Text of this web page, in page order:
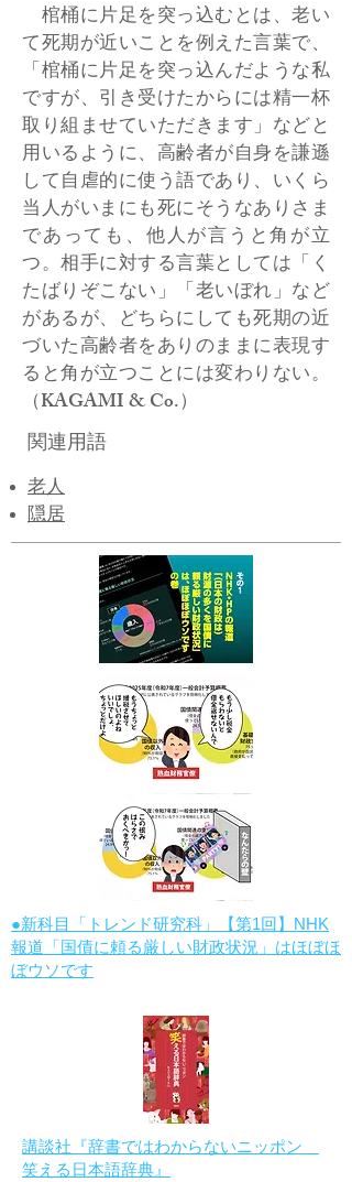
棺桶に片足を突っ込むとは、老い
て死期が近いことを例えた言葉で、
「棺桶に片足を突っ込んだような私
ですが、引き受けたからには精一杯
取り組ませていただきます」などと
用いるように、高齢者が自身を謙遜
して自虐的に使う語であり、いくら
当人がいまにも死にそうなありさま
であっても、他人が言うと角が立
つ。相手に対する言葉としては「く
たばりぞこない」「老いぼれ」など
があるが、どちらにしても死期の近
づいた高齢者をありのままに表現す
ると角が立つことには変わりない。
（KAGAMI & Co.）
関連用語
老人
隠居
●新科目「トレンド研究科」【第1回】NHK
報道「国債に頼る厳しい財政状況」はほぼほ
ぼウソです
講談社『辞書ではわからないニッポン
笑える日本語辞典』